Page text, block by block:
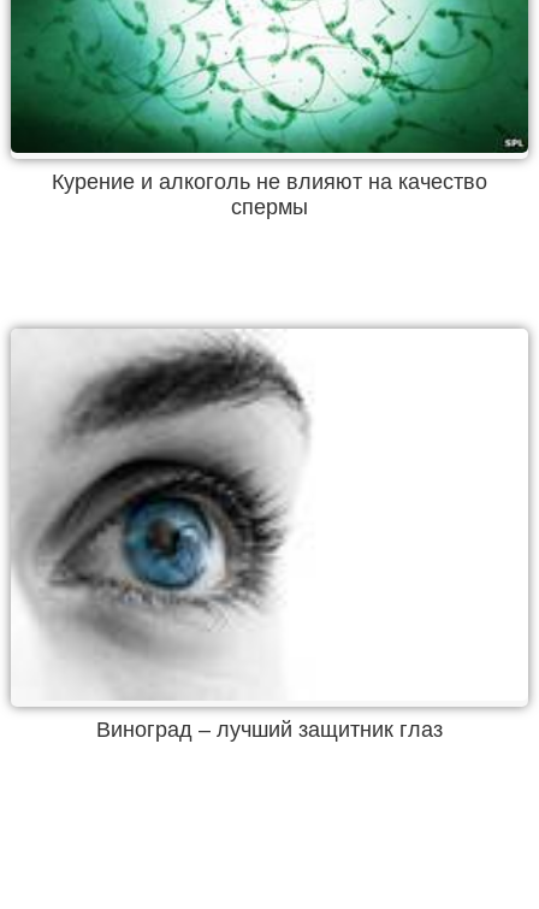
Курение и алкоголь не влияют на качество
спермы
Виноград – лучший защитник глаз